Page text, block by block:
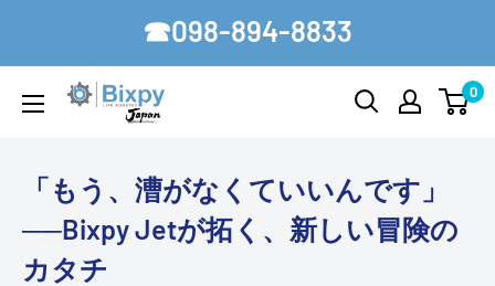
☎098-894-8833
Bixpy-
0
「もう、漕がなくていいんです」
──Bixpy Jetが拓く、新しい冒険の
カタチ